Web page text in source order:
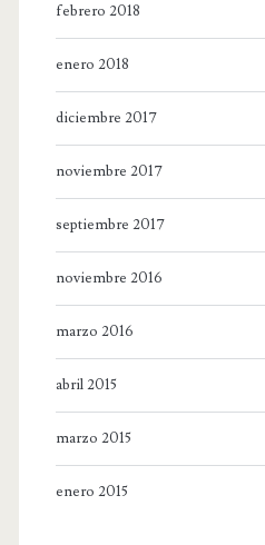
febrero 2018
enero 2018
diciembre 2017
noviembre 2017
septiembre 2017
noviembre 2016
marzo 2016
abril 2015
marzo 2015
enero 2015